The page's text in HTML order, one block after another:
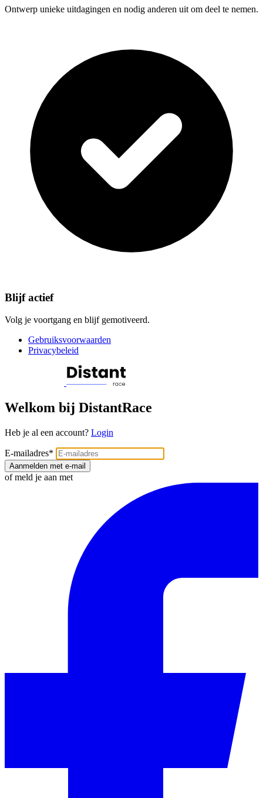
Ontwerp unieke uitdagingen en nodig anderen uit om deel te nemen.
Blijf actief
Volg je voortgang en blijf gemotiveerd.
Gebruiksvoorwaarden
Privacybeleid
Welkom bij DistantRace
Heb je al een account? Login
E-mailadres*
Aanmelden met e-mail
of meld je aan met